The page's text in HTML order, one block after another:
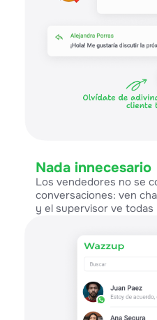
Nada innecesario
Los vendedores no se
conversaciones: ven
y el supervisor ve todas